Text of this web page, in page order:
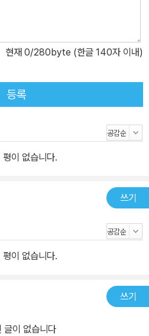
현재 0/280byte (한글 140자 이내)
등록
평이 없습니다.
쓰기
평이 없습니다.
쓰기
글이 없습니다